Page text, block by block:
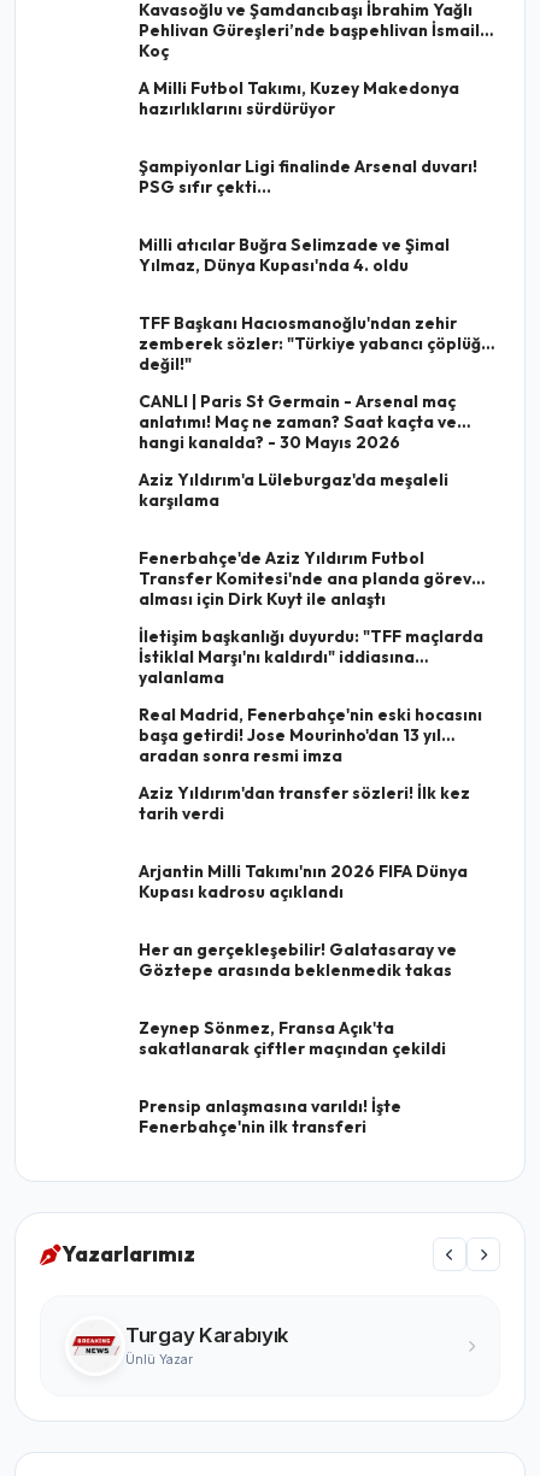
Kavasoğlu ve Şamdancıbaşı İbrahim Yağlı
Pehlivan Güreşleri’nde başpehlivan İsmail
Koç
A Milli Futbol Takımı, Kuzey Makedonya
hazırlıklarını sürdürüyor
Şampiyonlar Ligi finalinde Arsenal duvarı!
PSG sıfır çekti...
Milli atıcılar Buğra Selimzade ve Şimal
Yılmaz, Dünya Kupası'nda 4. oldu
TFF Başkanı Hacıosmanoğlu'ndan zehir
zemberek sözler: "Türkiye yabancı çöplüğü
değil!"
CANLI | Paris St Germain - Arsenal maç
anlatımı! Maç ne zaman? Saat kaçta ve
hangi kanalda? - 30 Mayıs 2026
Aziz Yıldırım'a Lüleburgaz'da meşaleli
karşılama
Fenerbahçe'de Aziz Yıldırım Futbol
Transfer Komitesi'nde ana planda görev
alması için Dirk Kuyt ile anlaştı
İletişim başkanlığı duyurdu: "TFF maçlarda
İstiklal Marşı'nı kaldırdı" iddiasına
yalanlama
Real Madrid, Fenerbahçe'nin eski hocasını
başa getirdi! Jose Mourinho'dan 13 yıl
aradan sonra resmi imza
Aziz Yıldırım'dan transfer sözleri! İlk kez
tarih verdi
Arjantin Milli Takımı'nın 2026 FIFA Dünya
Kupası kadrosu açıklandı
Her an gerçekleşebilir! Galatasaray ve
Göztepe arasında beklenmedik takas
Zeynep Sönmez, Fransa Açık'ta
sakatlanarak çiftler maçından çekildi
Prensip anlaşmasına varıldı! İşte
Fenerbahçe'nin ilk transferi
Yazarlarımız
Turgay Karabıyık
Ünlü Yazar